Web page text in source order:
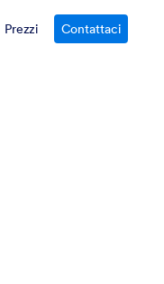
Prezzi Contattaci